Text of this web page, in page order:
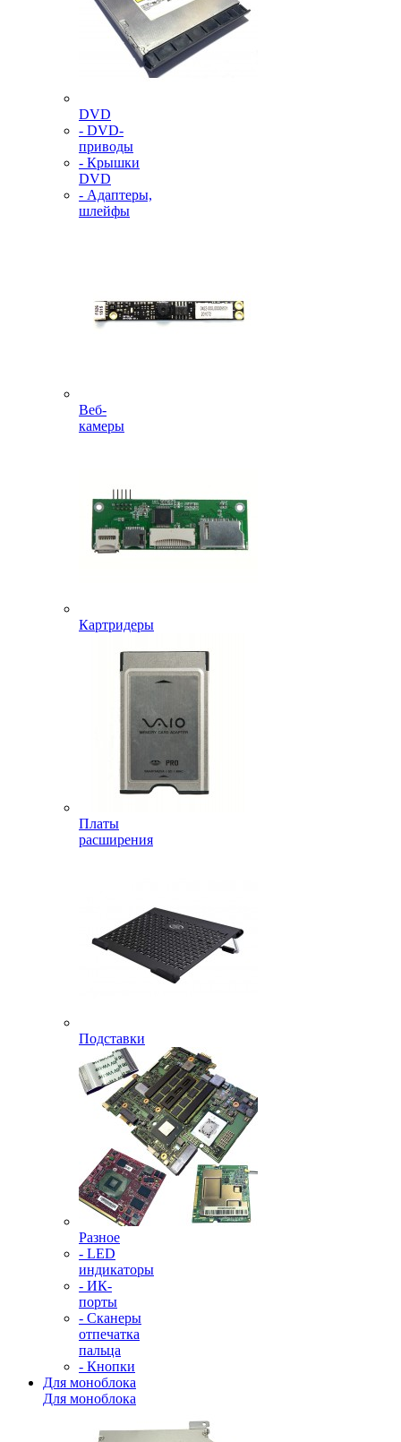
DVD
- DVD-
приводы
- Крышки
DVD
- Адаптеры,
шлейфы
Веб-
камеры
Картридеры
Платы
расширения
Подставки
Разное
- LED
индикаторы
- ИК-
порты
- Сканеры
отпечатка
пальца
- Кнопки
Для моноблока
Для моноблока